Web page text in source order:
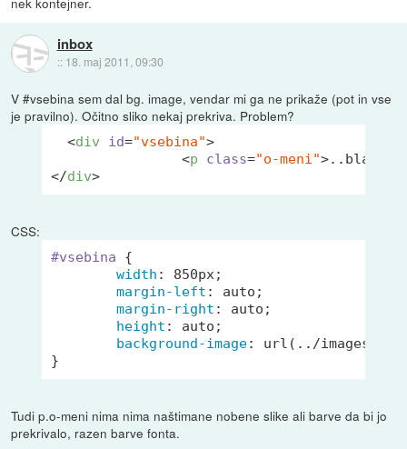
inbox
:: 18. maj 2011, 09:30
V #vsebina sem dal bg. image, vendar mi ga ne prikaže (pot in vse
je pravilno). Očitno sliko nekaj prekriva. Problem?
<div id="vsebina">
<p class="o-meni">
</div>
CSS:
#vsebina {
width : 850px;
margin-left : auto;
margin-right : auto;
height : auto;
background-image: url (../images/
}
Tudi p.o-meni nima nima naštimane nobene slike ali barve da bi jo
prekrivalo, razen barve fonta.